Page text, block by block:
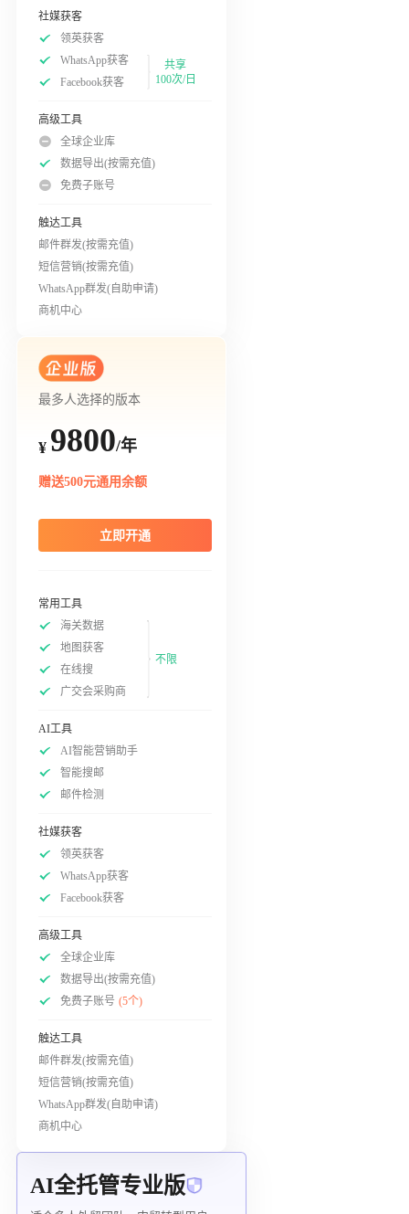
社媒获客
领英获客
WhatsApp获客
Facebook获客
共享
100次/日
高级工具
全球企业库
数据导出(按需充值)
免费子账号
触达工具
邮件群发(按需充值)
短信营销(按需充值)
WhatsApp群发(自助申请)
商机中心
最多人选择的版本
¥ 9800/年
赠送500元通用余额
立即开通
常用工具
海关数据
地图获客
在线搜
广交会采购商
不限
AI工具
AI智能营销助手
智能搜邮
邮件检测
社媒获客
领英获客
WhatsApp获客
Facebook获客
高级工具
全球企业库
数据导出(按需充值)
免费子账号 (5个)
触达工具
邮件群发(按需充值)
短信营销(按需充值)
WhatsApp群发(自助申请)
商机中心
AI全托管专业版